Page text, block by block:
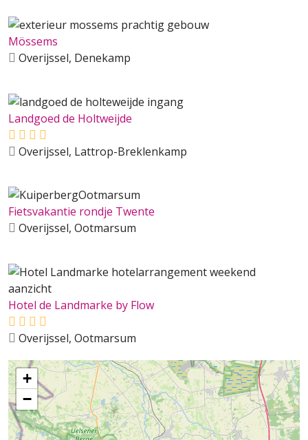
Mössems
Overijssel, Denekamp
Landgoed de Holtweijde
Overijssel, Lattrop-Breklenkamp
Fietsvakantie rondje Twente
Overijssel, Ootmarsum
Hotel de Landmarke by Flow
Overijssel, Ootmarsum
+
−